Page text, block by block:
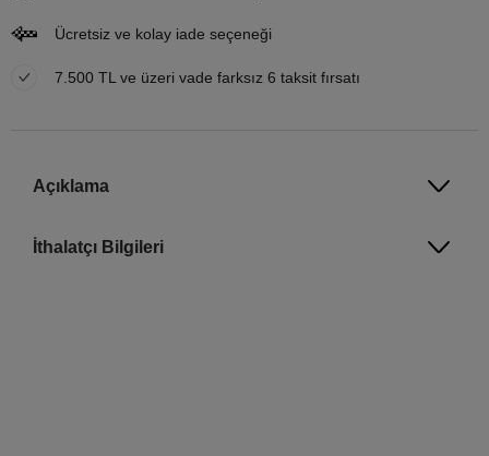
Ücretsiz ve kolay iade seçeneği
7.500 TL ve üzeri vade farksız 6 taksit fırsatı
Açıklama
İthalatçı Bilgileri